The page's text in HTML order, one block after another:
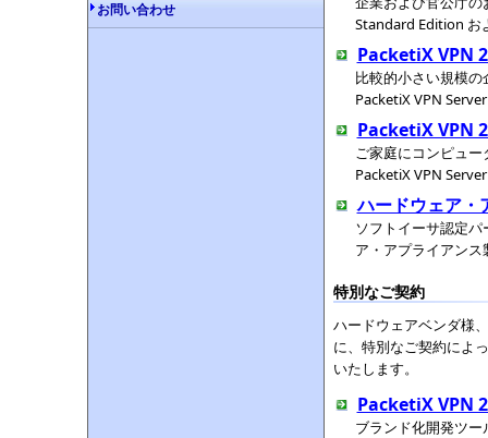
お問い合わせ
Standard Edition お
PacketiX VPN
比較的小さい規模
PacketiX VPN
PacketiX VPN
ご家庭にコンピュ
PacketiX VPN
ハードウェア・
ソフトイーサ認定
ア・アプライアン
特別なご契約
ハードウェアベンダ様
に、特別なご契約によ
いたします。
PacketiX VPN
ブランド化開発ツ